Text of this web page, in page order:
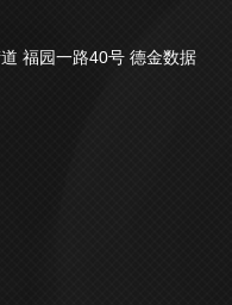
福园一路40号 德金数据